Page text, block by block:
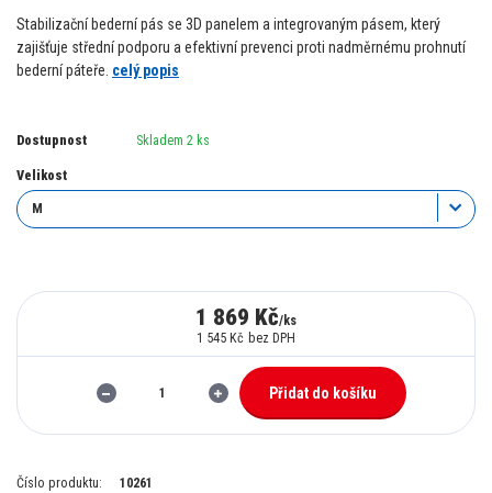
Stabilizační bederní pás se 3D panelem a integrovaným pásem, který
zajišťuje střední podporu a efektivní prevenci proti nadměrnému prohnutí
bederní páteře. celý popis
Dostupnost Skladem 2 ks
Velikost
1 869 Kč/ks
1 545 Kč bez DPH
Přidat do košíku
Číslo produktu:
10261